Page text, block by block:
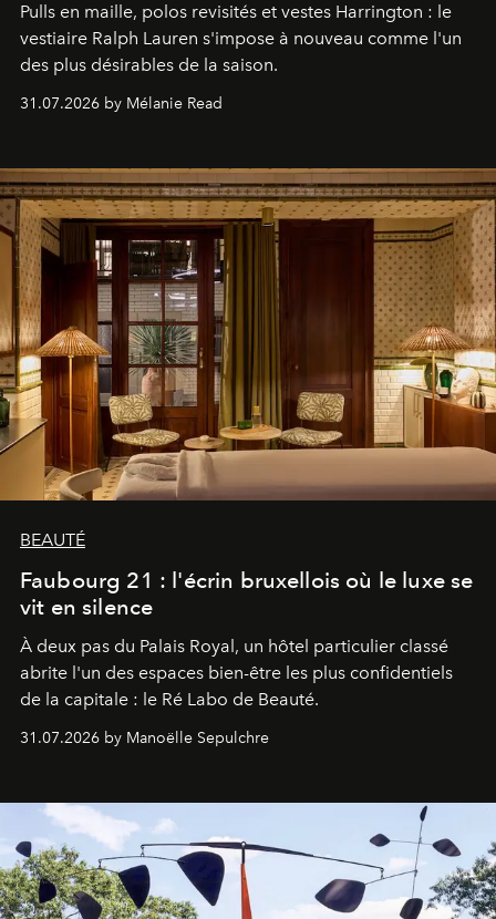
Pulls en maille, polos revisités et vestes Harrington : le
vestiaire Ralph Lauren s'impose à nouveau comme l'un
des plus désirables de la saison.
31.07.2026 by Mélanie Read
BEAUTÉ
Faubourg 21 : l'écrin bruxellois où le luxe se
vit en silence
À deux pas du Palais Royal, un hôtel particulier classé
abrite l'un des espaces bien-être les plus confidentiels
de la capitale : le Ré Labo de Beauté.
31.07.2026 by Manoëlle Sepulchre